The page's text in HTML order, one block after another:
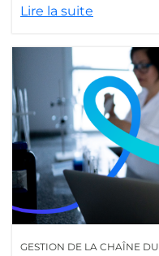
Lire la suite
GESTION DE LA CHAÎNE